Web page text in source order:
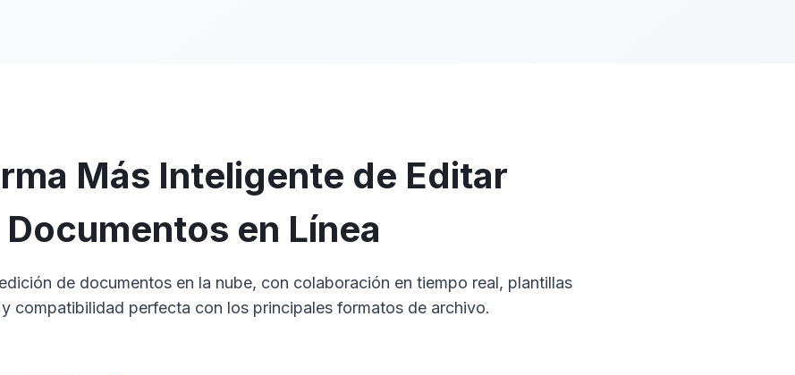
Más Inteligente de Editar
Documentos en Línea
de documentos en la nube, con colaboración en tiempo real, plantillas
compatibilidad perfecta con los principales formatos de archivo.